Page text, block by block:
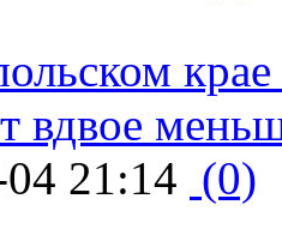
вдвое
21:14 (0)